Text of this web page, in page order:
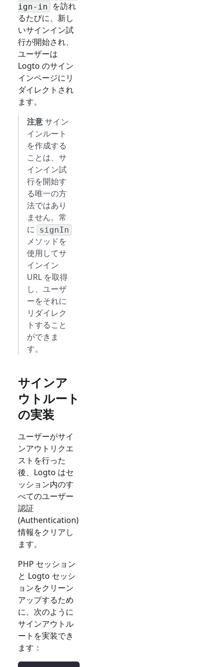
ign-in
を訪れ
るたびに、新し
いサインイン試
行が開始され、
ユーザーは
Logto のサイン
インページにリ
ダイレクトされ
ます。
注意サイン
インルート
を作成する
ことは、サ
インイン試
行を開始す
る唯一の方
法ではあり
ません。常
に signIn
メソッドを
使用してサ
インイン
URL を取得
し、ユーザ
ーをそれに
リダイレク
トすること
ができま
す。
サインア
ウトルート
の実装
ユーザーがサイ
ンアウトリクエ
ストを行った
後、Logto はセ
ッション内のす
べてのユーザー
認証
(Authentication)
情報をクリアし
ます。
PHP セッション
と Logto セッシ
ョンをクリーン
アップするため
に、次のように
サインアウトル
ートを実装でき
ます：